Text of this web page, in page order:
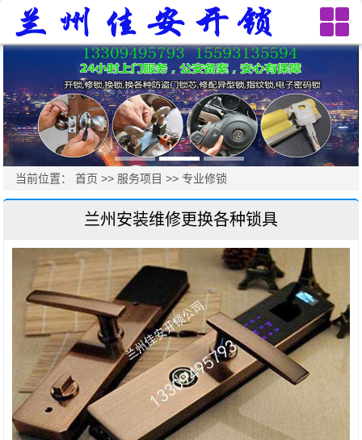
当前位置：首页 >> 服务项目 >>专业修锁
兰州安装维修更换各种锁具